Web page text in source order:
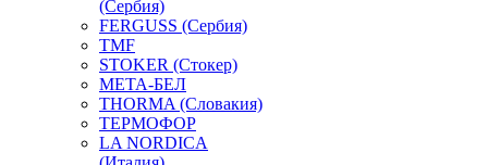
(Сербия)
FERGUSS (Сербия)
TMF
STOKER (Стокер)
МЕТА-БЕЛ
THORMA (Словакия)
ТЕРМОФОР
LA NORDICA